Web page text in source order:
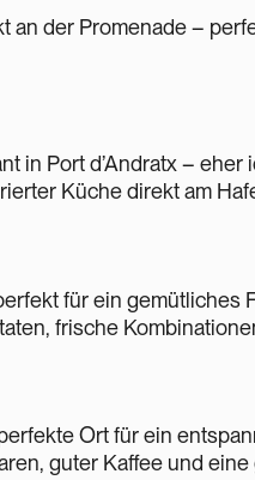
an der Promenade –
in Port d’Andratx – eher
Küche direkt am
für ein gemütliches
frische
Ort für ein
guter Kaffee und